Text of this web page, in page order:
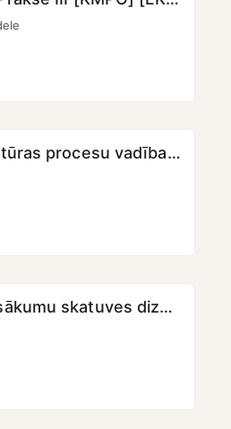
Citi1524-NL Kultūras procesu vadības pamati (4. daļa)
Citi2741-NL Pasākumu skatuves dizains un vizuālā identitāte (3. daļa)